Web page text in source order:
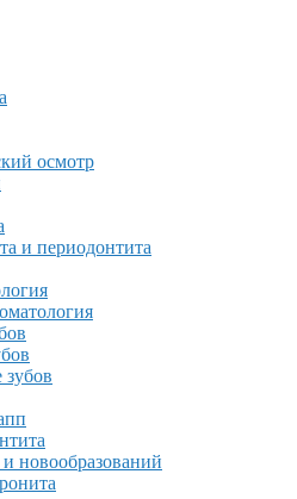
осмотр
и периодонтита
зубов
новообразований